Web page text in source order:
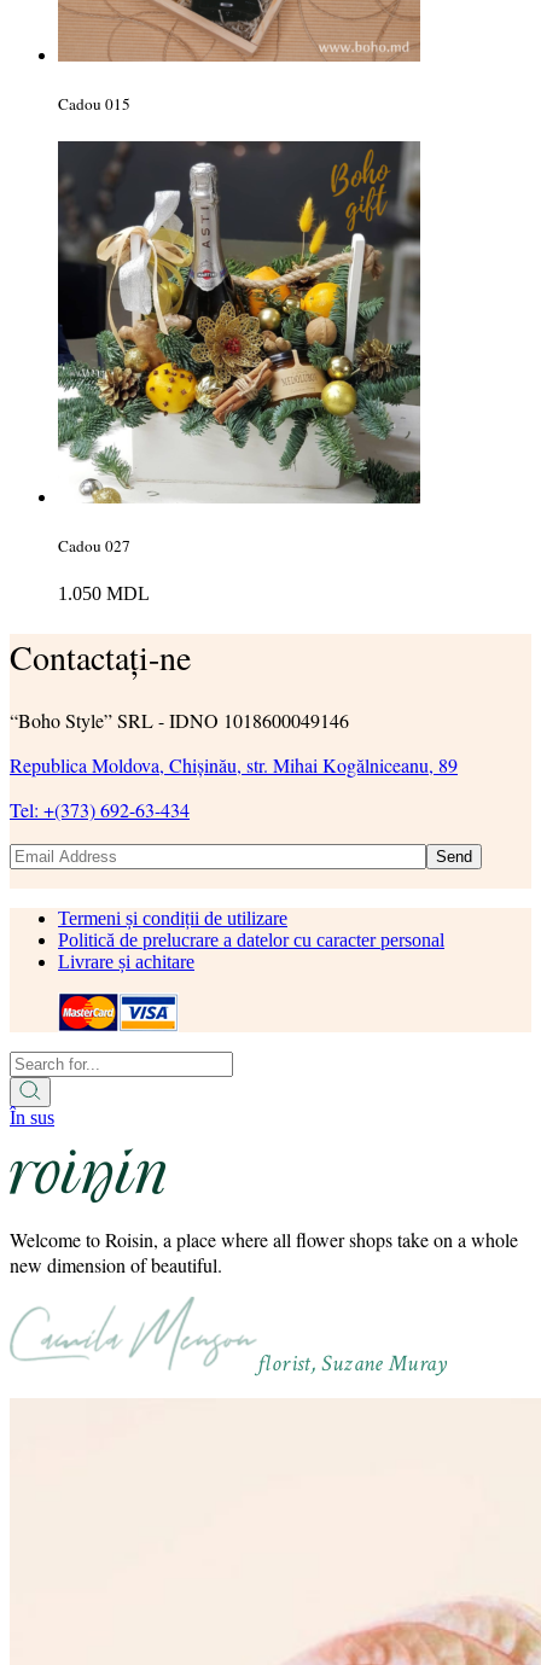
Cadou 015
Cadou 027
1.050 MDL
Contactați-ne
“Boho Style” SRL - IDNO 1018600049146
Republica Moldova, Chișinău, str. Mihai Kogălniceanu, 89
Tel: +(373) 692-63-434
Send
Termeni și condiții de utilizare
Politică de prelucrare a datelor cu caracter personal
Livrare și achitare
În sus
Welcome to Roisin, a place where all flower shops take on a whole
new dimension of beautiful.
florist, Suzane Muray